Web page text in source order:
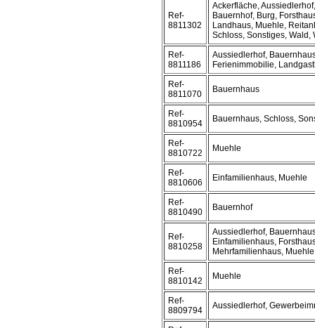
Ref-
8811302
Ackerfläche,
Bauernhof, Burg,
Landhaus, Muehle,
Schloss, Sonstiges, Wald,
Ref-
8811186
Aussiedlerhof,
Ferienimmobilie,
Ref-
8811070
Bauernhaus
Ref-
8810954
Bauernhaus, Schloss,
Ref-
8810722
Muehle
Ref-
8810606
Einfamilienhaus, Muehle
Ref-
8810490
Bauernhof
Ref-
8810258
Aussiedlerhof,
Einfamilienhaus,
Mehrfamilienhaus, Muehle
Ref-
8810142
Muehle
Ref-
8809794
Aussiedlerhof,